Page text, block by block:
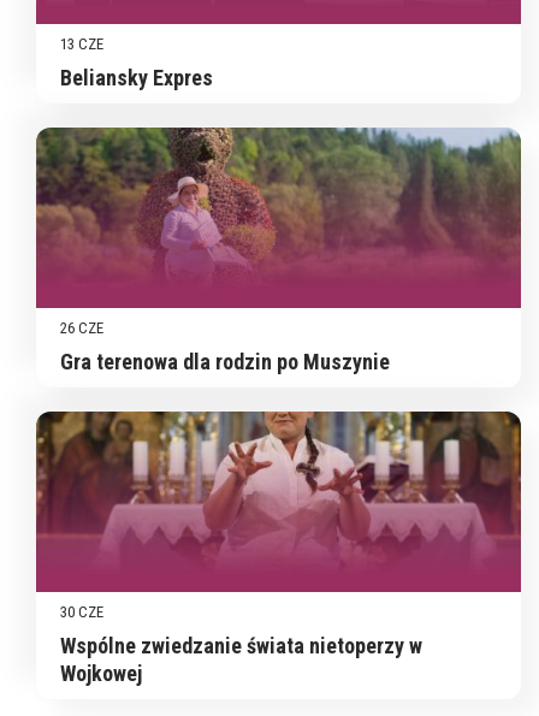
13 CZE
Beliansky Expres
26 CZE
Gra terenowa dla rodzin po Muszynie
30 CZE
Wspólne zwiedzanie świata nietoperzy w
Wojkowej